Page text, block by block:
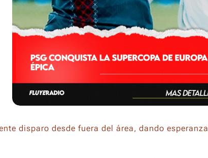
disparo desde fuera del área, dando esperanza